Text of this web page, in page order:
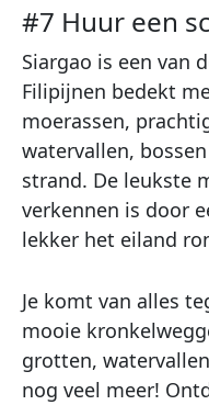
#7 Huur een
Siargao is een van
Filipijnen bedekt
moerassen,
watervallen,
strand. De leukste
verkennen is door
lekker het eiland
Je komt van alles
mooie
grotten,
nog veel meer!